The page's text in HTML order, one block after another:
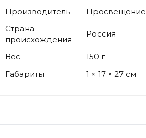
Производитель
Просвещение
Страна
происхождения
Россия
Вес
150 г
Габариты
1 × 17 × 27 см